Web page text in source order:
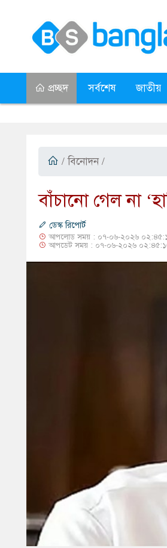
প্রচ্ছদ সর্বশেষ জাতীয়
/ বিনোদন /
​বাঁচানো গেল না
ডেস্ক রিপোর্ট
আপলোড সময় : ০৭-০৬-২০২৬
আপডেট সময় : ০৭-০৬-২০২৬